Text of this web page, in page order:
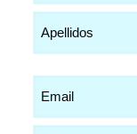
(Obligatorio)